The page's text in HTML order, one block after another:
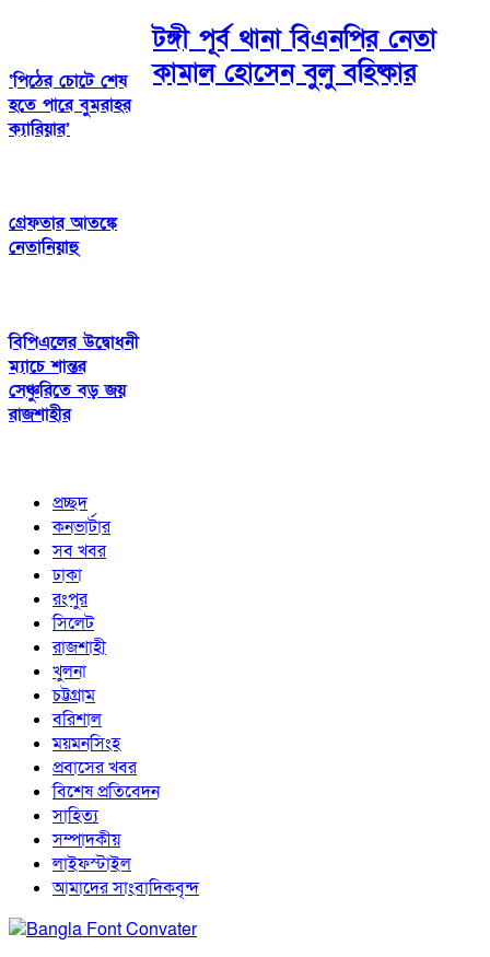
‘পিঠের চোটে শেষ
হতে পারে বুমরাহর
ক্যারিয়ার’
গ্রেফতার আতঙ্কে
নেতানিয়াহু
বিপিএলের উদ্বোধনী
ম্যাচে শান্তর
সেঞ্চুরিতে বড় জয়
রাজশাহীর
টঙ্গী পূর্ব থানা বিএনপির নেতা
কামাল হোসেন বুলু বহিষ্কার
প্রচ্ছদ
কনভার্টার
সব খবর
ঢাকা
রংপুর
সিলেট
রাজশাহী
খুলনা
চট্টগ্রাম
বরিশাল
ময়মনসিংহ
প্রবাসের খবর
বিশেষ প্রতিবেদন
সাহিত্য
সম্পাদকীয়
লাইফস্টাইল
আমাদের সাংবাদিকবৃন্দ